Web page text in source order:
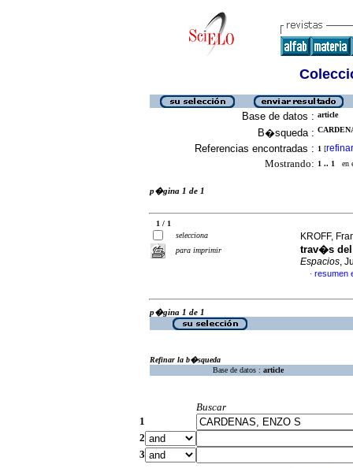
Base de datos : article
B�squeda :
Referencias encontradas : 1 [refinar
Mostrando: 1 .. 1 en
p�gina 1 de 1
1 / 1
selecciona
para imprimir
KROFF,
trav�s del
Espacios,
· resumen
p�gina 1 de 1
Refinar la b�squeda
Base de datos : article
Buscar
1
2
3